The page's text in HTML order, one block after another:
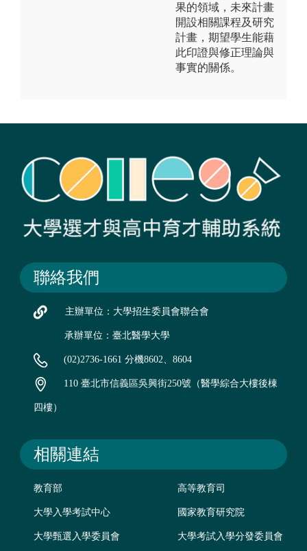
果的領域，未來計畫
開設相關課程及研究
計畫，期望學生能藉
此印證與修正理論與
事實的關係。
聯絡我們
主辦單位：大學招生委員會聯合會
承辦單位：臺北醫學大學
(02)2736-1661 分機8602、8604
110 臺北市信義區吳興街250號（醫學綜合大樓後棟
四樓）
相關連結
教育部 高等教育司
大學入學考試中心 國家教育研究院
大學甄選入學委員會 大學考試入學分發委員會